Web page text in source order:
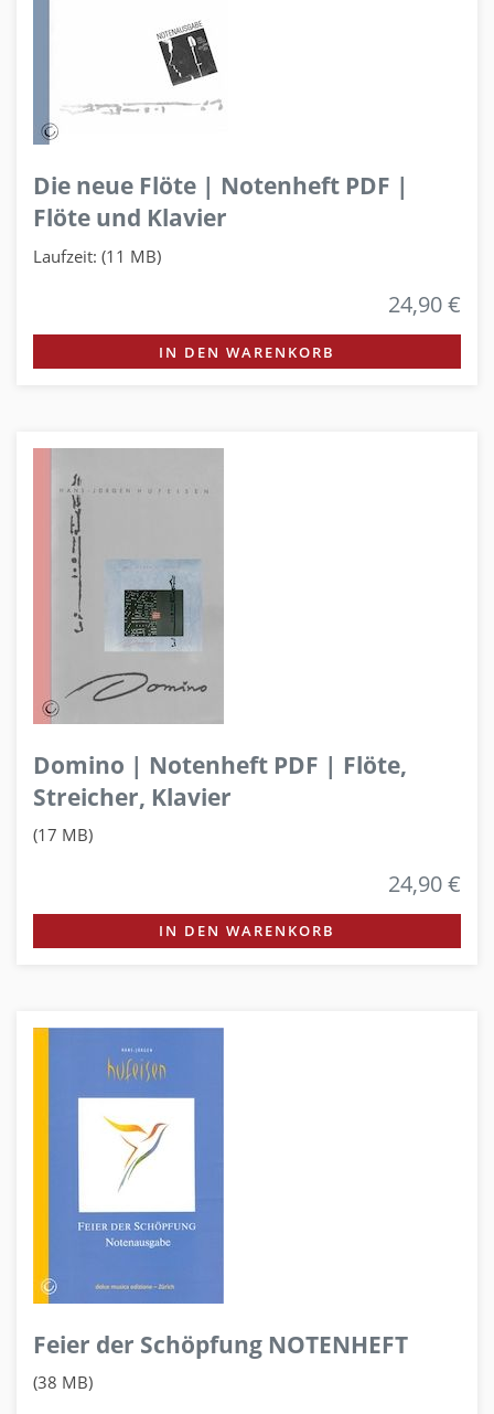
Die neue Flöte | Notenheft PDF |
Flöte und Klavier
Laufzeit: (11 MB)
24,90 €
IN DEN WARENKORB
Domino | Notenheft PDF | Flöte,
Streicher, Klavier
(17 MB)
24,90 €
IN DEN WARENKORB
Feier der Schöpfung NOTENHEFT
(38 MB)